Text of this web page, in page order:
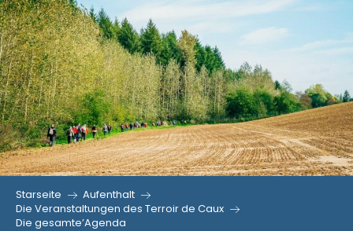
Aller
au
contenu
principal
Starseite
Aufenthalt
Die Veranstaltungen des Terroir de Caux
Die gesamte’Agenda